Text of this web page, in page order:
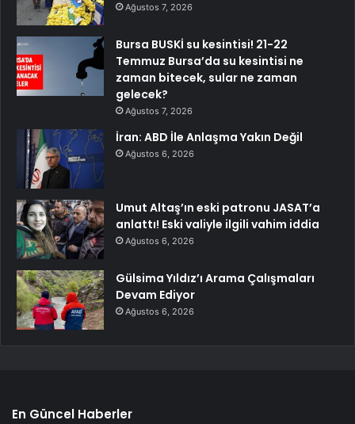
Ağustos 7, 2026
Bursa BUSKİ su kesintisi! 21-22
Temmuz Bursa’da su kesintisi ne
zaman bitecek, sular ne zaman
gelecek?
Ağustos 7, 2026
İran: ABD İle Anlaşma Yakın Değil
Ağustos 6, 2026
Umut Altaş’ın eski patronu JASAT’a
anlattı! Eski valiyle ilgili vahim iddia
Ağustos 6, 2026
Gülsima Yıldız’ı Arama Çalışmaları
Devam Ediyor
Ağustos 6, 2026
En Güncel Haberler